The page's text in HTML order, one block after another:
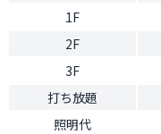
1F
2F
3F
打ち放題
照明代